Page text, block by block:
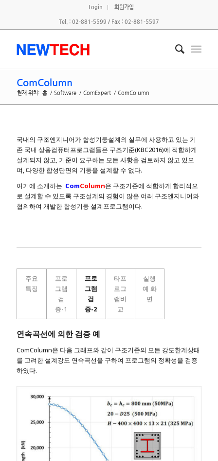
Login 회원가입
Tel. : 02-881-5599 / Fax : 02-881-5597
ComColumn
현재 위치: 홈 / Software / ComExpert / ComColumn
국내의 구조엔지니어가 합성기둥설계의 실무에 사용하고 있는 기
존 국내 상용컴퓨터프로그램들은 구조기준(KBC2016)에 적합하게
설계되지 않고, 기준이 요구하는 모든 사항을 검토하지 않고 있으
며, 다양한 합성단면의 기둥을 설계할 수 없다.
여기에 소개하는 ComColumn은 구조기준에 적합하게 합리적으
로 설계할 수 있도록 구조설계의 경험이 많은 여러 구조엔지니어와
협의하여 개발한 합성기둥 설계프로그램이다.
주요
특징
프로
그램
검
증-1
프로
그램
검
증-2
타프
로그
램비
교
실행
예 화
면
연속곡선에 의한 검증 예
ComColumn은 다음 그래프와 같이 구조기준의 모든 강도한계상태
를 고려한 설계강도 연속곡선을 구하여 프로그램의 정확성을 검증
하였다.